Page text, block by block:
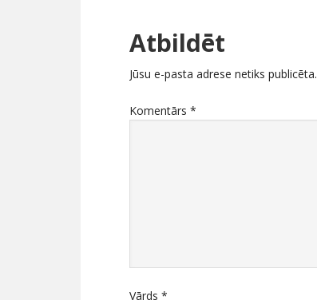
Atbildēt
Jūsu e-pasta adrese netiks publicēta.
Komentārs *
Vārds *